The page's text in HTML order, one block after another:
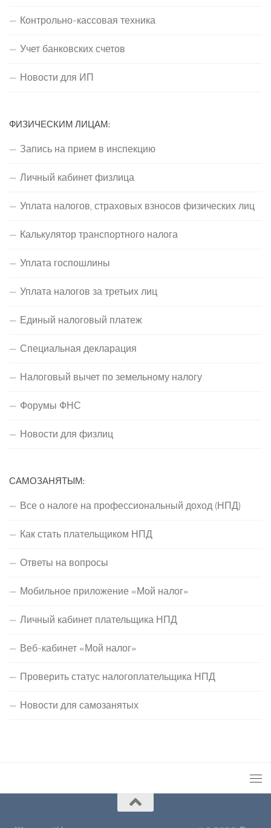
Контрольно-кассовая техника
Учет банковских счетов
Новости для ИП
ФИЗИЧЕСКИМ ЛИЦАМ:
Запись на прием в инспекцию
Личный кабинет физлица
Уплата налогов, страховых взносов физических лиц
Калькулятор транспортного налога
Уплата госпошлины
Уплата налогов за третьих лиц
Единый налоговый платеж
Специальная декларация
Налоговый вычет по земельному налогу
Форумы ФНС
Новости для физлиц
САМОЗАНЯТЫМ:
Все о налоге на профессиональный доход (НПД)
Как стать плательщиком НПД
Ответы на вопросы
Мобильное приложение «Мой налог»
Личный кабинет плательщика НПД
Веб-кабинет «Мой налог»
Проверить статус налогоплательщика НПД
Новости для самозанятых